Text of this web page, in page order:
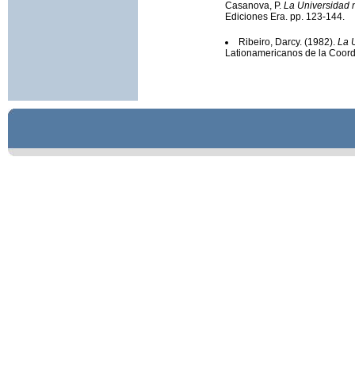
Casanova, P. La Universidad
Ediciones Era. pp. 123-144.
Ribeiro, Darcy. (1982). La
Lationamericanos de la